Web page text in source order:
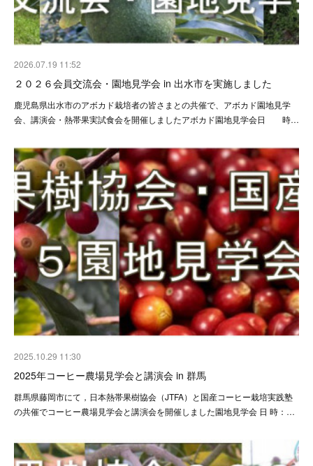
2026.07.19 11:52
２０２６会員交流会・園地見学会 in 出水市を実施しました
鹿児島県出水市のアボカド栽培者の皆さまとの共催で、アボカド園地見学
会、講演会・熱帯果実試食会を開催しましたアボカド園地見学会日 時…
2025.10.29 11:30
2025年コーヒー農場見学会と講演会 in 群馬
群馬県藤岡市にて，日本熱帯果樹協会（JTFA）と国産コーヒー栽培実践塾
の共催でコーヒー農場見学会と講演会を開催しました園地見学会 日 時：…